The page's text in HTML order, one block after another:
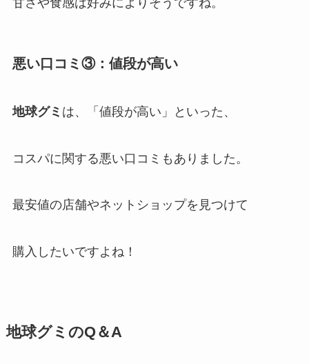
甘さや食感は好みによりそうですね。
悪い口コミ③：値段が高い
地球グミ は、「値段が高い」といった、
コスパに関する悪い口コミもありました。
最安値の店舗やネットショップを見つけて
購入したいですよね！
地球グミ のQ＆A